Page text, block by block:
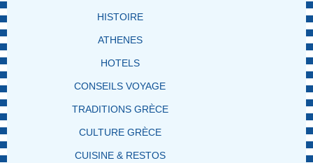
HISTOIRE
ATHENES
HOTELS
CONSEILS VOYAGE
TRADITIONS GRÈCE
CULTURE GRÈCE
CUISINE & RESTOS